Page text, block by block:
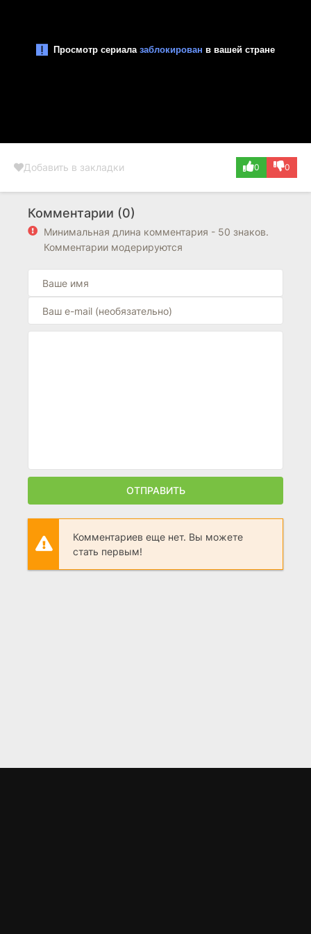
Добавить в закладки 0 0
Комментарии (0)
Минимальная длина комментария - 50 знаков.
Комментарии модерируются
ОТПРАВИТЬ
Комментариев еще нет. Вы можете
стать первым!